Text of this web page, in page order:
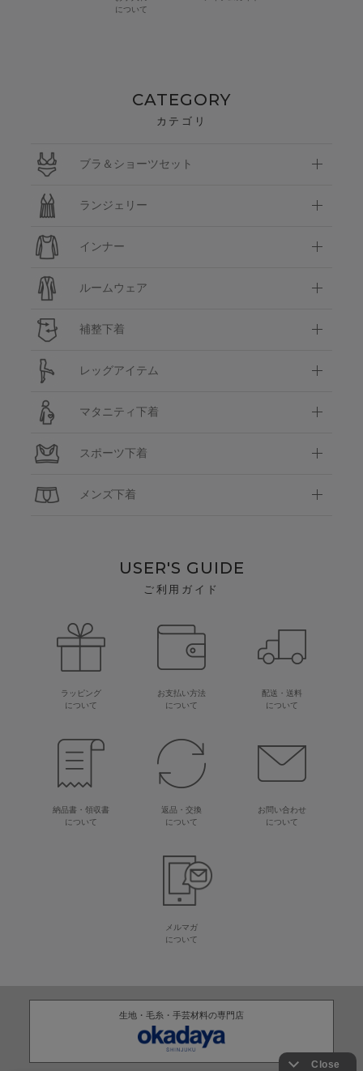
について
CATEGORY
カテゴリ
ブラ＆ショーツセット
ランジェリー
インナー
ルームウェア
補整下着
レッグアイテム
マタニティ下着
スポーツ下着
メンズ下着
USER'S GUIDE
ご利用ガイド
ラッピング
について
お支払い方法
について
配送・送料
について
納品書・領収書
について
返品・交換
について
お問い合わせ
について
メルマガ
について
生地・毛糸・手芸材料の専門店